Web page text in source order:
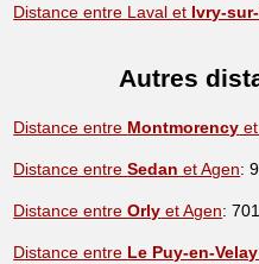
Distance entre Laval et Ivry-
Autres
Distance entre Montmorency
Distance entreSedan et Agen:
Distance entreOrly et Agen:
Distance entre Le Puy-en-Velay